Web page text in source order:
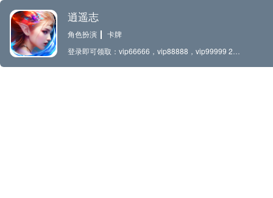
逍遥志
角色扮演
卡牌